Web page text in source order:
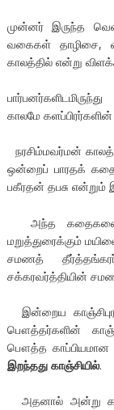
முன்னர் இருந்த
வகைகள் தாழிசை,
காலத்தில் என்று
காலமே
நரசிம்மவர்மன்
ஒன்றைப் பாரதக்
பகீரதன் தபசு
அந்த
மறுத்துரைக்கும்
சமணத்
சக்கரவர்த்தியின்
இன்றைய
பௌத்தர்களின்
பௌத்த காப்பியமான
இறந்தது காஞ்சியில்.
அதனால் அன்று